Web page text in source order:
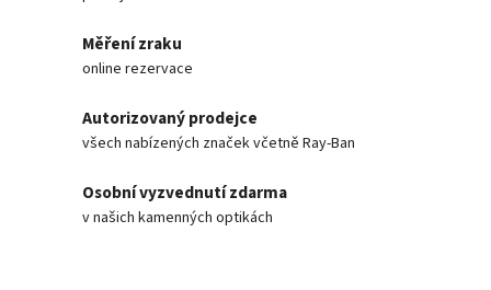
Měření zraku
online rezervace
Autorizovaný prodejce
všech nabízených značek včetně Ray-Ban
Osobní vyzvednutí zdarma
v našich kamenných optikách